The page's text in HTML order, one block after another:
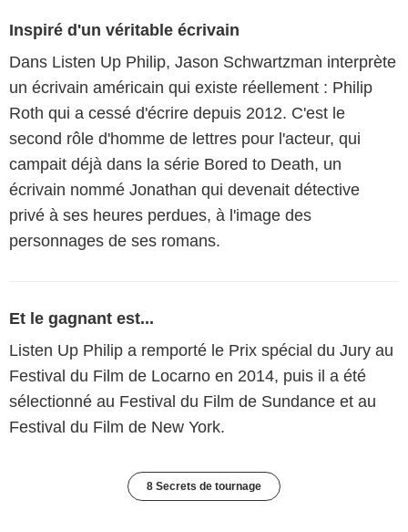
Inspiré d'un véritable écrivain
Dans Listen Up Philip, Jason Schwartzman interprète
un écrivain américain qui existe réellement : Philip
Roth qui a cessé d'écrire depuis 2012. C'est le
second rôle d'homme de lettres pour l'acteur, qui
campait déjà dans la série Bored to Death, un
écrivain nommé Jonathan qui devenait détective
privé à ses heures perdues, à l'image des
personnages de ses romans.
Et le gagnant est...
Listen Up Philip a remporté le Prix spécial du Jury au
Festival du Film de Locarno en 2014, puis il a été
sélectionné au Festival du Film de Sundance et au
Festival du Film de New York.
8 Secrets de tournage